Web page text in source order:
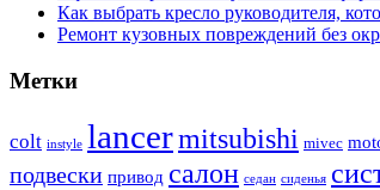
Как выбрать кресло руководителя,
Ремонт кузовных повреждений без
Метки
colt instyle lancermitsubishi mivec
подвески привод салон седан сиденья